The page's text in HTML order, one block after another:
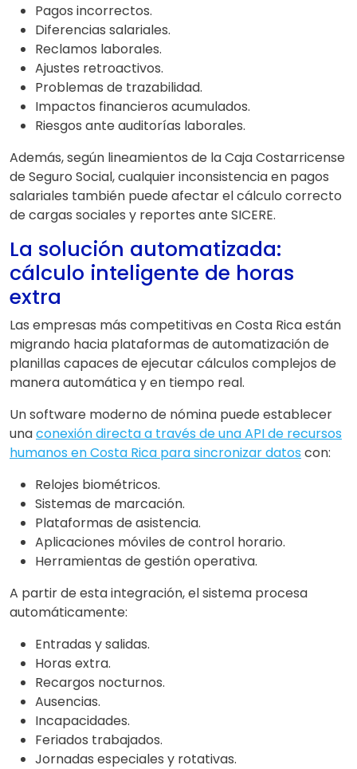
Pagos incorrectos.
Diferencias salariales.
Reclamos laborales.
Ajustes retroactivos.
Problemas de trazabilidad.
Impactos financieros acumulados.
Riesgos ante auditorías laborales.
Además, según lineamientos de la Caja Costarricense
de Seguro Social, cualquier inconsistencia en pagos
salariales también puede afectar el cálculo correcto
de cargas sociales y reportes ante SICERE.
La solución automatizada:
cálculo inteligente de horas
extra
Las empresas más competitivas en Costa Rica están
migrando hacia plataformas de automatización de
planillas capaces de ejecutar cálculos complejos de
manera automática y en tiempo real.
Un software moderno de nómina puede establecer
unaconexión directa a través de una API de recursos
humanos en Costa Rica para sincronizar datoscon:
Relojes biométricos.
Sistemas de marcación.
Plataformas de asistencia.
Aplicaciones móviles de control horario.
Herramientas de gestión operativa.
A partir de esta integración, el sistema procesa
automáticamente:
Entradas y salidas.
Horas extra.
Recargos nocturnos.
Ausencias.
Incapacidades.
Feriados trabajados.
Jornadas especiales y rotativas.